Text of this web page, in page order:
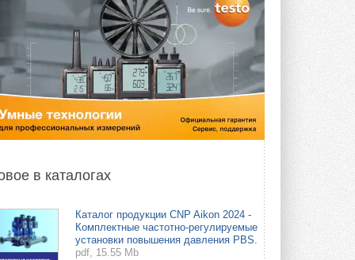
в каталогах
Каталог продукции CNP Aikon 2024 -
Комплектные частотно-регулируемые
установки повышения давления PBS.
pdf, 15.55 Mb